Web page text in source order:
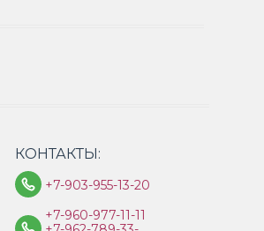
КОНТАКТЫ:
+7-903-955-13-20
+7-960-977-11-11